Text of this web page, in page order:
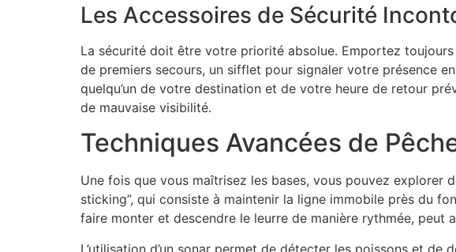
Les Accessoires de Sécurité
La sécurité doit être votre priorité absolue. Emportez
de premiers secours, un sifflet pour signaler votre présence
quelqu’un de votre destination et de votre heure de retour
de mauvaise visibilité.
Techniques Avancées de
Une fois que vous maîtrisez les bases, vous pouvez explorer
sticking”, qui consiste à maintenir la ligne immobile près du
faire monter et descendre le leurre de manière rythmée, peut
L’utilisation d’un sonar permet de détecter les poissons et